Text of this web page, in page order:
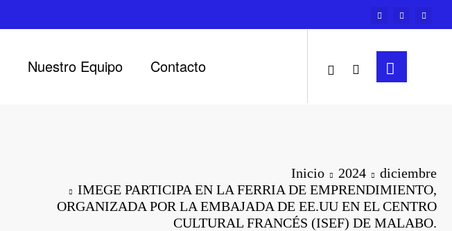
Nuestro Equipo Contacto
Inicio 2024
diciembre
IMEGE PARTICIPA EN LA FERRIA DE EMPRENDIMIENTO,
ORGANIZADA POR LA EMBAJADA DE EE.UU EN EL CENTRO
CULTURAL FRANCÉS (ISEF) DE MALABO.